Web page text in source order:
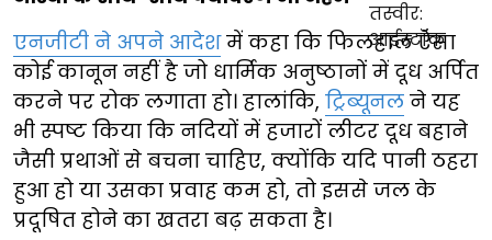
एनजीटी ने अपने आदेशमें कहा कि फिलहाल ऐसा
कोई कानून नहीं है जो धार्मिक अनुष्ठानों में दूध अर्पित
करने पर रोक लगाता हो। हालांकि, ट्रिब्यूनल ने यह
भी स्पष्ट किया कि नदियों में हजारों लीटर दूध बहाने
जैसी प्रथाओं से बचना चाहिए, क्योंकि यदि पानी ठहरा
हुआ हो या उसका प्रवाह कम हो, तो इससे जल के
प्रदूषित होने का खतरा बढ़ सकता है।